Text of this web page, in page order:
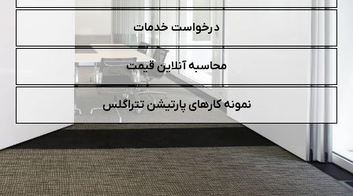
درخواست خدمات
محاسبه آنلاین قیمت
نمونه کارهای پارتیشن تتراگلس